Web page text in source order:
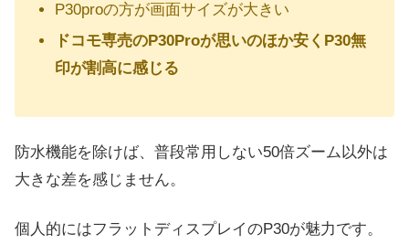
P30proの方が画面サイズが大きい
ドコモ専売のP30Proが思いのほか安くP30無
印が割高に感じる
防水機能を除けば、普段常用しない50倍ズーム以外は
大きな差を感じません。
個人的にはフラットディスプレイのP30が魅力です。